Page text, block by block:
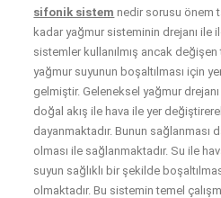
sifonik sistem nedir sorusu önem
kadar yağmur sisteminin drejanı ile
sistemler kullanılmış ancak
yağmur suyunun boşaltılması için
gelmiştir. Geleneksel yağmur
doğal akış ile hava ile yer
dayanmaktadır. Bunun sağlanması
olması ile sağlanmaktadır. Su ile
suyun sağlıklı bir şekilde
olmaktadır. Bu sistemin temel